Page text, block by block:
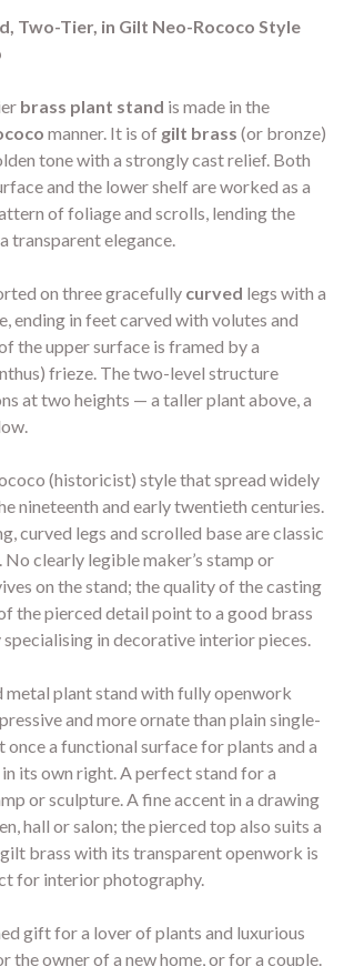
Two-Tier, in Gilt Neo-Rococo Style
brass plant stand is made in the
manner. It is of gilt brass (or bronze)
tone with a strongly cast relief. Both
and the lower shelf are worked as a
of foliage and scrolls, lending the
transparent elegance.
on three gracefully curved legs with a
ending in feet carved with volutes and
the upper surface is framed by a
frieze. The two-level structure
at two heights — a taller plant above, a
(historicist) style that spread widely
nineteenth and early twentieth centuries.
curved legs and scrolled base are classic
clearly legible maker’s stamp or
on the stand; the quality of the casting
the pierced detail point to a good brass
in decorative interior pieces.
plant stand with fully openwork
and more ornate than plain single-
once a functional surface for plants and a
its own right. A perfect stand for a
or sculpture. A fine accent in a drawing
hall or salon; the pierced top also suits a
brass with its transparent openwork is
for interior photography.
gift for a lover of plants and luxurious
the owner of a new home, or for a couple.